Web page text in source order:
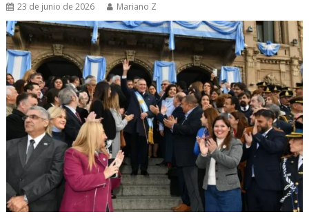
23 de junio de 2026 Mariano Z